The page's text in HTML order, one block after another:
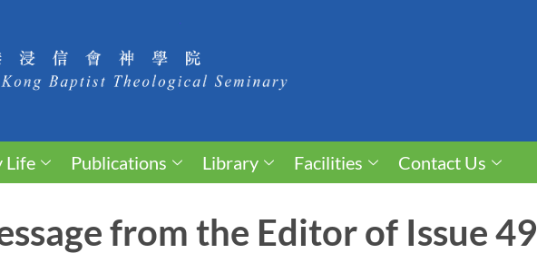
Life Publications Library Facilities Contact Us
from the Editor of Issue 49